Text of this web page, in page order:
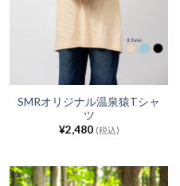
SMRオリジナル温泉猿Tシャ
ツ
¥2,480 (税込)